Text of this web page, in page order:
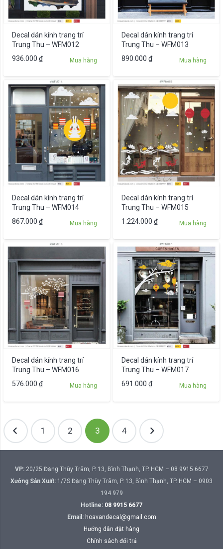
Decal dán kính trang trí
Trung Thu – WFM012
936.000 ₫ Mua hàng
Decal dán kính trang trí
Trung Thu – WFM013
890.000 ₫ Mua hàng
Decal dán kính trang trí
Trung Thu – WFM014
867.000 ₫ Mua hàng
Decal dán kính trang trí
Trung Thu – WFM015
1.224.000 ₫ Mua hàng
Decal dán kính trang trí
Trung Thu – WFM016
576.000 ₫ Mua hàng
Decal dán kính trang trí
Trung Thu – WFM017
691.000 ₫ Mua hàng
Phân
trang
bài
viết
1 2 3 4
VP:20/25 Đặng Thùy Trâm, P. 13, Bình Thạnh, TP. HCM – 08 9915 6677
Xưởng Sản Xuất: 1/7S Đặng Thùy Trâm, P. 13, Bình Thạnh, TP. HCM – 0903
194 979
Hotline: 08 9915 6677
Email: hoavandecal@gmail.com
Hướng dẫn đặt hàng
Chính sách đổi trả